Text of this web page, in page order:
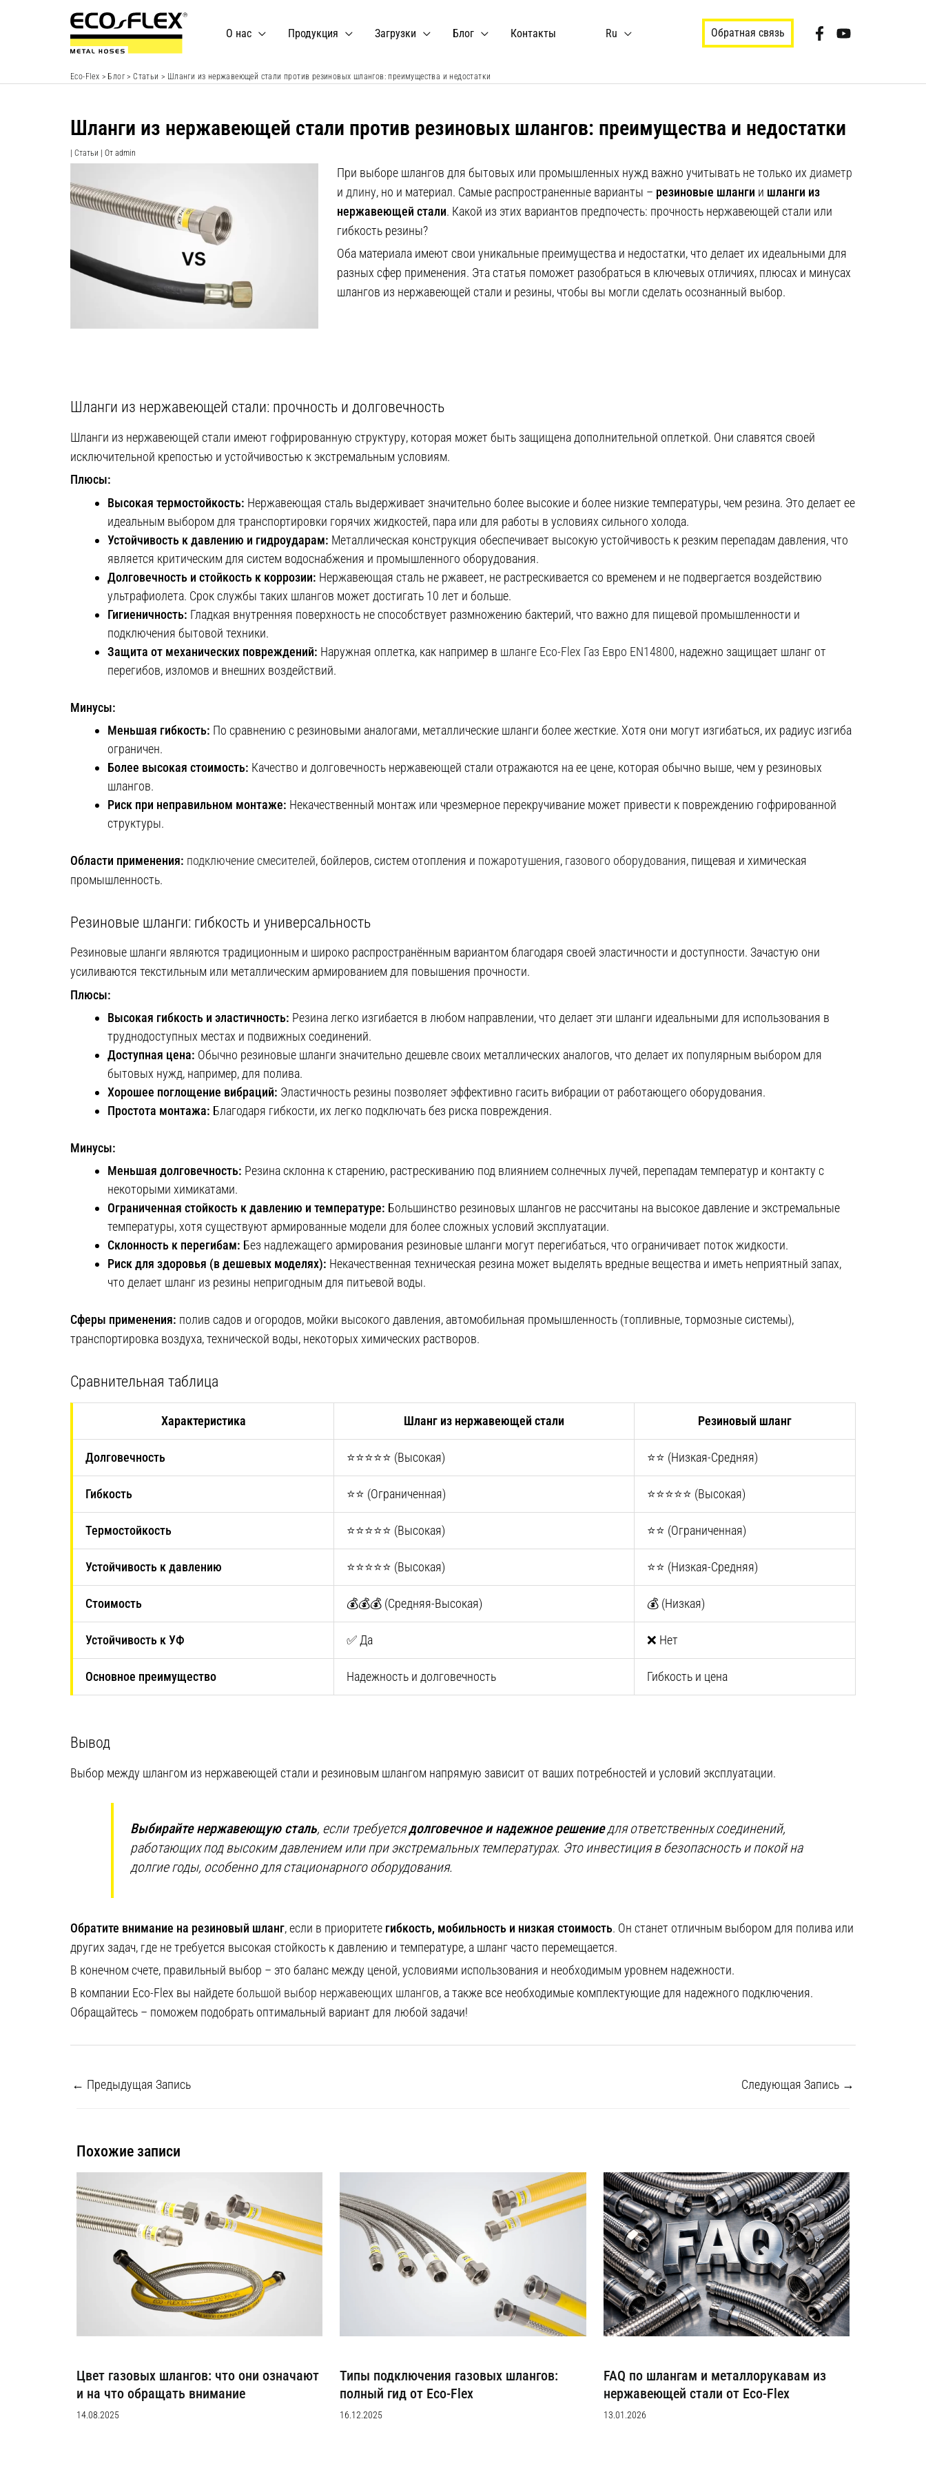
О нас Продукция Загрузки Блог Контакты Ru Обратная связь
Eco-Flex > Блог>Статьи > Шланги из нержавеющей стали против резиновых шлангов: преимущества и недостатки
Шланги из нержавеющей стали против резиновых шлангов: преимущества и недостатки
Статьи | От admin
При выборе шлангов для бытовых или промышленных нужд важно учитывать не только их диаметр
и длину, но и материал. Самые распространенные варианты – резиновые шланги и шланги из
нержавеющей стали. Какой из этих вариантов предпочесть: прочность нержавеющей стали или
гибкость резины?
Оба материала имеют свои уникальные преимущества и недостатки, что делает их идеальными для
разных сфер применения. Эта статья поможет разобраться в ключевых отличиях, плюсах и минусах
шлангов из нержавеющей стали и резины, чтобы вы могли сделать осознанный выбор.
Шланги из нержавеющей стали: прочность и долговечность
Шланги из нержавеющей стали имеют гофрированную структуру, которая может быть защищена дополнительной оплеткой. Они славятся своей
исключительной крепостью и устойчивостью к экстремальным условиям.
Плюсы:
Высокая термостойкость: Нержавеющая сталь выдерживает значительно более высокие и более низкие температуры, чем резина. Это делает ее
идеальным выбором для транспортировки горячих жидкостей, пара или для работы в условиях сильного холода.
Устойчивость к давлению и гидроударам: Металлическая конструкция обеспечивает высокую устойчивость к резким перепадам давления, что
является критическим для систем водоснабжения и промышленного оборудования.
Долговечность и стойкость к коррозии: Нержавеющая сталь не ржавеет, не растрескивается со временем и не подвергается воздействию
ультрафиолета. Срок службы таких шлангов может достигать 10 лет и больше.
Гигиеничность: Гладкая внутренняя поверхность не способствует размножению бактерий, что важно для пищевой промышленности и
подключения бытовой техники.
Защита от механических повреждений: Наружная оплетка, как например в шланге Eco-Flex Газ Евро EN14800, надежно защищает шланг от
перегибов, изломов и внешних воздействий.
Минусы:
Меньшая гибкость: По сравнению с резиновыми аналогами, металлические шланги более жесткие. Хотя они могут изгибаться, их радиус изгиба
ограничен.
Более высокая стоимость: Качество и долговечность нержавеющей стали отражаются на ее цене, которая обычно выше, чем у резиновых
шлангов.
Риск при неправильном монтаже: Некачественный монтаж или чрезмерное перекручивание может привести к повреждению гофрированной
структуры.
Области применения: подключение смесителей, бойлеров, систем отопления и пожаротушения, газового оборудования, пищевая и химическая
промышленность.
Резиновые шланги: гибкость и универсальность
Резиновые шланги являются традиционным и широко распространённым вариантом благодаря своей эластичности и доступности. Зачастую они
усиливаются текстильным или металлическим армированием для повышения прочности.
Плюсы:
Высокая гибкость и эластичность: Резина легко изгибается в любом направлении, что делает эти шланги идеальными для использования в
труднодоступных местах и ​​подвижных соединений.
Доступная цена: Обычно резиновые шланги значительно дешевле своих металлических аналогов, что делает их популярным выбором для
бытовых нужд, например, для полива.
Хорошее поглощение вибраций: Эластичность резины позволяет эффективно гасить вибрации от работающего оборудования.
Простота монтажа: Благодаря гибкости, их легко подключать без риска повреждения.
Минусы:
Меньшая долговечность: Резина склонна к старению, растрескиванию под влиянием солнечных лучей, перепадам температур и контакту с
некоторыми химикатами.
Ограниченная стойкость к давлению и температуре: Большинство резиновых шлангов не рассчитаны на высокое давление и экстремальные
температуры, хотя существуют армированные модели для более сложных условий эксплуатации.
Склонность к перегибам: Без надлежащего армирования резиновые шланги могут перегибаться, что ограничивает поток жидкости.
Риск для здоровья (в дешевых моделях): Некачественная техническая резина может выделять вредные вещества и иметь неприятный запах,
что делает шланг из резины непригодным для питьевой воды.
Сферы применения: полив садов и огородов, мойки высокого давления, автомобильная промышленность (топливные, тормозные системы),
транспортировка воздуха, технической воды, некоторых химических растворов.
Сравнительная таблица
Характеристика Шланг из нержавеющей стали Резиновый шланг
Долговечность ⭐⭐⭐⭐⭐ (Высокая) ⭐⭐ (Низкая-Средняя)
Гибкость ⭐⭐ (Ограниченная) ⭐⭐⭐⭐⭐ (Высокая)
Термостойкость ⭐⭐⭐⭐⭐ (Высокая) ⭐⭐ (Ограниченная)
Устойчивость к давлению ⭐⭐⭐⭐⭐ (Высокая) ⭐⭐ (Низкая-Средняя)
Стоимость 💰💰💰 (Средняя-Высокая) 💰 (Низкая)
Устойчивость к УФ ✅ Да ❌ Нет
Основное преимущество Надежность и долговечность Гибкость и цена
Вывод
Выбор между шлангом из нержавеющей стали и резиновым шлангом напрямую зависит от ваших потребностей и условий эксплуатации.
Выбирайте нержавеющую сталь, если требуетсядолговечное и надежное решениедля ответственных соединений,
работающих под высоким давлением или при экстремальных температурах. Это инвестиция в безопасность и покой на
долгие годы, особенно для стационарного оборудования.
Обратите внимание на резиновый шланг, если в приоритете гибкость, мобильность и низкая стоимость. Он станет отличным выбором для полива или
других задач, где не требуется высокая стойкость к давлению и температуре, а шланг часто перемещается.
В конечном счете, правильный выбор – это баланс между ценой, условиями использования и необходимым уровнем надежности.
В компании Eco-Flex вы найдетебольшой выбор нержавеющих шлангов, а также все необходимые комплектующие для надежного подключения.
Обращайтесь – поможем подобрать оптимальный вариант для любой задачи!
← Предыдущая Запись Следующая Запись →
Похожие записи
Цвет газовых шлангов: что они означают
и на что обращать внимание
14.08.2025
Типы подключения газовых шлангов:
полный гид от Eco-Flex
16.12.2025
FAQ по шлангам и металлорукавам из
нержавеющей стали от Eco-Flex
13.01.2026